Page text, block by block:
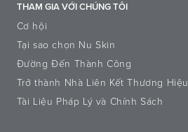
THAM GIA VỚI CHÚNG TÔI
Cơ hội
Tại sao chọn Nu Skin
Đường Đến Thành Công
Trở thành Nhà Liên Kết Thương Hiệu
Tài Liệu Pháp Lý và Chính Sách